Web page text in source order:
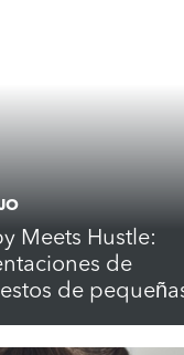
Meets Hustle:
de
de